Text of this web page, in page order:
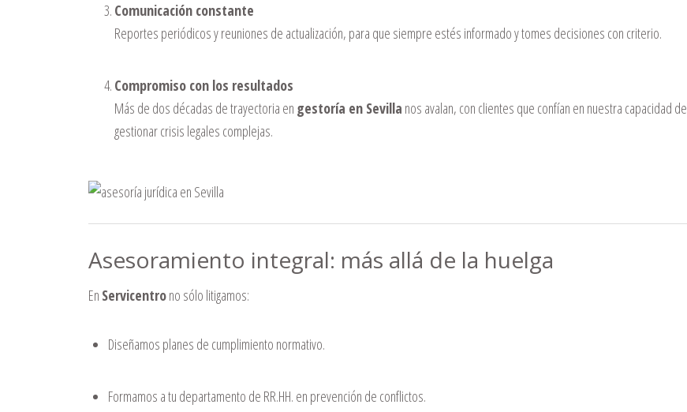
Comunicación constante
Reportes periódicos y reuniones de actualización, para que siempre estés informado y tomes decisiones con criterio.
Compromiso con los resultados
Más de dos décadas de trayectoria en gestoría en Sevilla nos avalan, con clientes que confían en nuestra capacidad de
gestionar crisis legales complejas.
Asesoramiento integral: más allá de la huelga
En Servicentrono sólo litigamos:
Diseñamos planes de cumplimiento normativo.
Formamos a tu departamento de RR.HH. en prevención de conflictos.